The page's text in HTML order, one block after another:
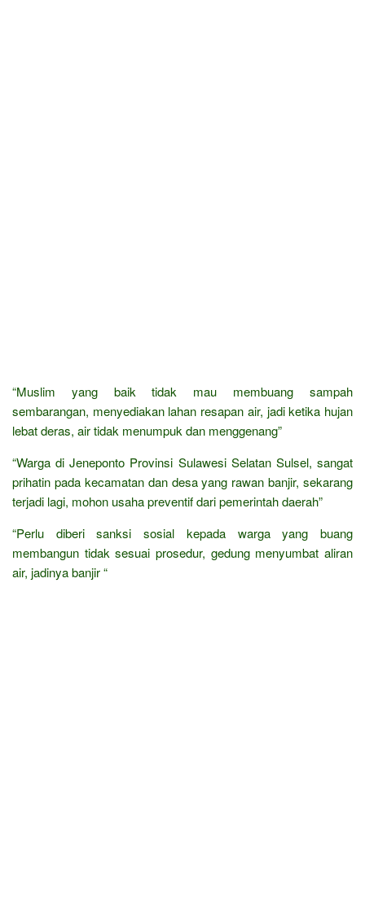
“Muslim yang baik tidak mau membuang sampah
sembarangan, menyediakan lahan resapan air, jadi ketika hujan
lebat deras, air tidak menumpuk dan menggenang”
“Warga di Jeneponto Provinsi Sulawesi Selatan Sulsel, sangat
prihatin pada kecamatan dan desa yang rawan banjir, sekarang
terjadi lagi, mohon usaha preventif dari pemerintah daerah”
“Perlu diberi sanksi sosial kepada warga yang buang
membangun tidak sesuai prosedur, gedung menyumbat aliran
air, jadinya banjir “